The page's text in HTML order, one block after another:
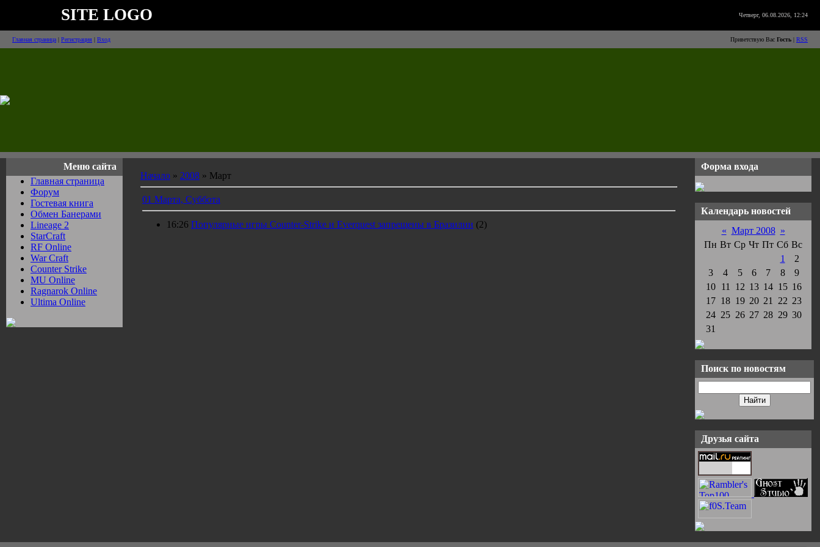
SITE LOGO Четверг, 06.08.2026, 12:24
Главная страница | Регистрация | Вход Приветствую Вас Гость | RSS
Меню сайта
Главная страница
Форум
Гостевая книга
Обмен Банерами
Lineage 2
StarCraft
RF Online
War Craft
Counter Strike
MU Online
Ragnarok Online
Ultima Online
Начало » 2008 » Март
01 Марта, Суббота
16:26 Популярные игры Counter-Strike и Everquest запрещены в Бразилии (2)
Форма входа
Календарь новостей
« Март 2008 »
Пн Вт Ср Чт Пт Сб Вс
1
2
3
4 5 6 7 8
9
10
11 12 13 14 15 16
17 18 19 20 21 22 23
24 25 26 27 28 29 30
31
Поиск по новостям
Друзья сайта